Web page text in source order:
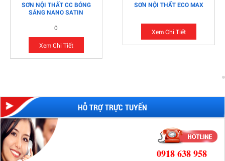
SƠN NỘI THẤT CC BÓNG
SÁNG NANO SATIN
0
Xem Chi Tiết
SƠN NỘI THẤT ECO MAX
Xem Chi Tiết
HỖ TRỢ TRỰC TUYẾN
0918 638 958
Tết đến xuân về,ngoài việc sắm sửa cho gia đình những
Bãi giữ xe vỉa hè quận 1 bị đình chỉ: Người
Mẹo sơn nhanh và tiết kiệm khi sơn lại tường
Bạn muốn làm mới không gian căn nhà sau nhiều năm sử